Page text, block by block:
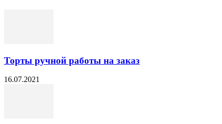
Торты ручной работы на заказ
16.07.2021